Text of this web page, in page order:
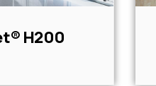
H200